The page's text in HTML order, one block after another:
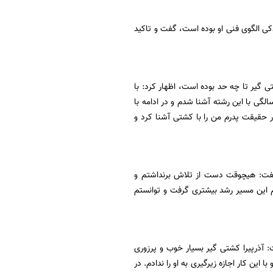
الگوی فنی او بوده است، گفت و تاکید
گیر تا چه حد بوده است، اظهار کرد: با
شناختی که بواسطه فعالیت پدرم در رشته کشتی با این ورزش پیدا کردم به مرور از سن ۳ سالگی با این رشته آشنا شدم و در ادامه با
پدرم من را با کشتی آشنا کرد و
گفت: هیچوقت دست از تلاش برنداشتم و
این مسیر رشد بیشتری گرفت و توانستم
آذرپیرا کشتی گیر بسیار خوب و پرزوری
صورت مداوم حمله کردم و با این کار اجازه زیرگیری به او را ندادم. در